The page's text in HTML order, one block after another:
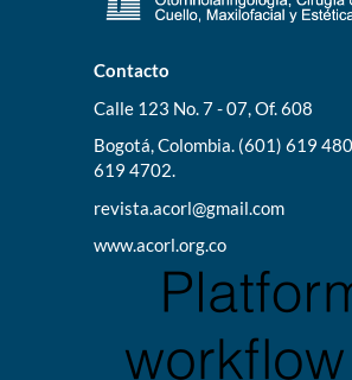
Contacto
Calle 123 No. 7 - 07, Of. 608
Bogotá, Colombia. (601) 619
619 4702.
revista.acorl@gmail.com
www.acorl.org.co